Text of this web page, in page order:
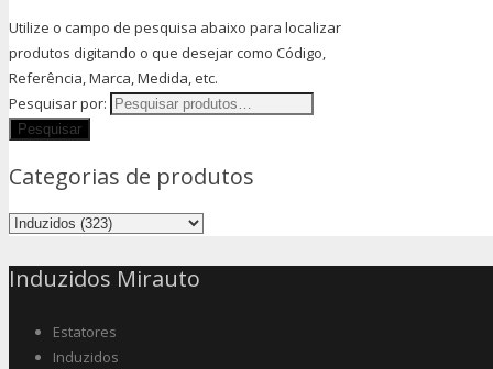
Utilize o campo de pesquisa abaixo para localizar
produtos digitando o que desejar como Código,
Referência, Marca, Medida, etc.
Pesquisar por:
Categorias de produtos
Induzidos Mirauto
Estatores
Induzidos